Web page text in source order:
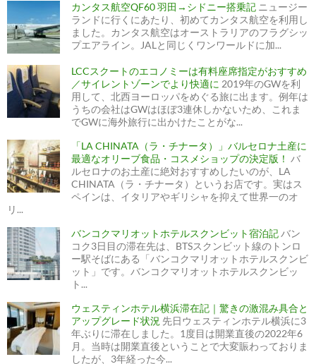
カンタス航空QF60 羽田→シドニー搭乗記 ニュージー
ランドに行くにあたり、初めてカンタス航空を利用し
ました。カンタス航空はオーストラリアのフラグシッ
プエアライン。JALと同じくワンワールドに加...
LCCスクートのエコノミーは有料座席指定がおすすめ
／サイレントゾーンでより快適に 2019年のGWを利
用して、北西ヨーロッパをめぐる旅に出ます。例年は
うちの会社はGWはほぼ3連休しかないため、これま
でGWに海外旅行に出かけたことがな...
「LA CHINATA（ラ・チナータ）」バルセロナ土産に
最適なオリーブ食品・コスメショップの決定版！ バ
ルセロナのお土産に絶対おすすめしたいのが、LA
CHINATA（ラ・チナータ）というお店です。実はス
ペインは、イタリアやギリシャを抑えて世界一のオ
リ...
バンコクマリオットホテルスクンビット宿泊記バン
コク3日目の滞在先は、BTSスクンビット線のトンロ
ー駅そばにある「バンコクマリオットホテルスクンビ
ット」です。バンコクマリオットホテルスクンビッ
ト...
ウェスティンホテル横浜滞在記｜驚きの激混み具合と
アップグレード状況 先日ウェスティンホテル横浜に3
年ぶりに滞在しました。1度目は開業直後の2022年6
月。当時は開業直後ということで大変賑わっておりま
したが、3年経った今...